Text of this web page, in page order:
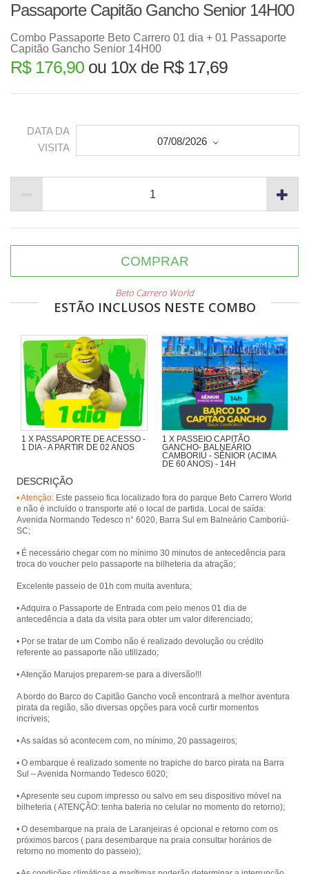
Passaporte Capitão Gancho Senior 14H00
Combo Passaporte Beto Carrero 01 dia + 01 Passaporte
Capitão Gancho Senior 14H00
R$ 176,90 ou 10x de R$ 17,69
DATA DA
VISITA
07/08/2026
COMPRAR
Beto Carrero World
ESTÃO INCLUSOS NESTE COMBO
1 X PASSAPORTE DE ACESSO -
1 DIA - A PARTIR DE 02 ANOS
1 X PASSEIO CAPITÃO
GANCHO- BALNEÁRIO
CAMBORIÚ - SÊNIOR (ACIMA
DE 60 ANOS) - 14H
desembarcando na Praia de
Laranjeiras, com presença animada
de piratas.
DESCRIÇÃO
• Atenção: Este passeio fica localizado fora do parque Beto Carrero World
e não é incluído o transporte até o local de partida. Local de saída:
Avenida Normando Tedesco n° 6020, Barra Sul em Balneário Camboriú-
SC;
• É necessário chegar com no mínimo 30 minutos de antecedência para
troca do voucher pelo passaporte na bilheteria da atração;
Excelente passeio de 01h com muita aventura;
• Adquira o Passaporte de Entrada com pelo menos 01 dia de
antecedência a data da visita para obter um valor diferenciado;
• Por se tratar de um Combo não é realizado devolução ou crédito
referente ao passaporte não utilizado;
• Atenção Marujos preparem-se para a diversão!!!
A bordo do Barco do Capitão Gancho você encontrará a melhor aventura
pirata da região, são diversas opções para você curtir momentos
incríveis;
• As saídas só acontecem com, no mínimo, 20 passageiros;
• O embarque é realizado somente no trapiche do barco pirata na Barra
Sul – Avenida Normando Tedesco 6020;
• Apresente seu cupom impresso ou salvo em seu dispositivo móvel na
bilheteria ( ATENÇÃO: tenha bateria no celular no momento do retorno);
• O desembarque na praia de Laranjeiras é opcional e retorno com os
próximos barcos ( para desembarque na praia consultar horários de
retorno no momento do passeio);